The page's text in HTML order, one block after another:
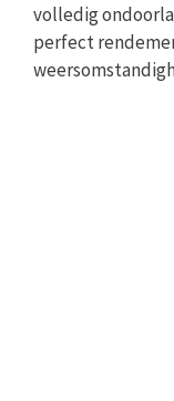
volledig
perfect